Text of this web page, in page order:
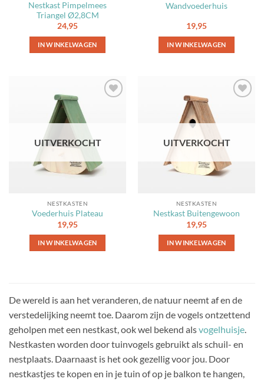
Nestkast Pimpelmees
Triangel Ø2,8CM
24,95
IN WINKELWAGEN
Wandvoederhuis
19,95
IN WINKELWAGEN
UITVERKOCHT
NESTKASTEN
Voederhuis Plateau
19,95
IN WINKELWAGEN
UITVERKOCHT
NESTKASTEN
Nestkast Buitengewoon
19,95
IN WINKELWAGEN
De wereld is aan het veranderen, de natuur neemt af en de
verstedelijking neemt toe. Daarom zijn de vogels ontzettend
geholpen met een nestkast, ook wel bekend alsvogelhuisje.
Nestkasten worden door tuinvogels gebruikt als schuil- en
nestplaats. Daarnaast is het ook gezellig voor jou. Door
nestkastjes te kopen en in je tuin of op je balkon te hangen,